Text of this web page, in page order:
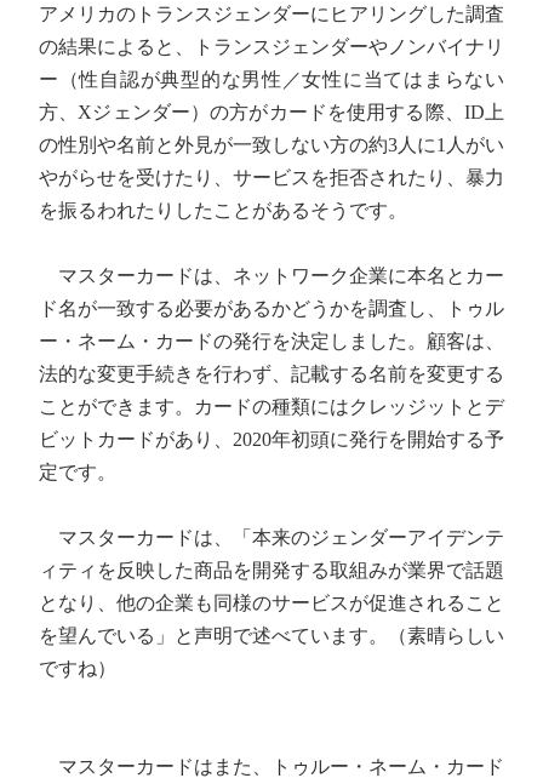
アメリカのトランスジェンダーにヒアリングした調査
の結果によると、トランスジェンダーやノンバイナリ
ー（性自認が典型的な男性／女性に当てはまらない
方、Xジェンダー）の方がカードを使用する際、ID上
の性別や名前と外見が一致しない方の約3人に1人がい
やがらせを受けたり、サービスを拒否されたり、暴力
を振るわれたりしたことがあるそうです。
マスターカードは、ネットワーク企業に本名とカー
ド名が一致する必要があるかどうかを調査し、トゥル
ー・ネーム・カードの発行を決定しました。顧客は、
法的な変更手続きを行わず、記載する名前を変更する
ことができます。カードの種類にはクレッジットとデ
ビットカードがあり、2020年初頭に発行を開始する予
定です。
マスターカードは、「本来のジェンダーアイデンテ
ィティを反映した商品を開発する取組みが業界で話題
となり、他の企業も同様のサービスが促進されること
を望んでいる」と声明で述べています。（素晴らしい
ですね）
マスターカードはまた、トゥルー・ネーム・カード